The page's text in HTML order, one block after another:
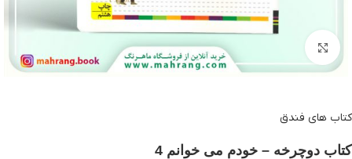
بزرگنمایی تصویر
کتاب های فندق
کتاب دوچرخه – خودم می‌ خوانم 4